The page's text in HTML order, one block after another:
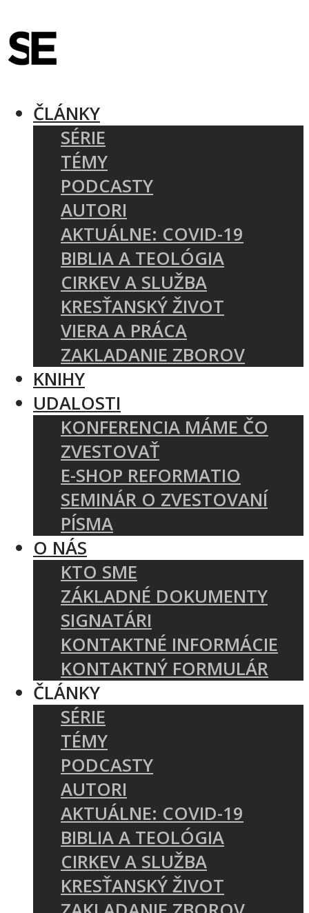
ČLÁNKY
SÉRIE
TÉMY
PODCASTY
AUTORI
AKTUÁLNE: COVID-19
BIBLIA A TEOLÓGIA
CIRKEV A SLUŽBA
KRESŤANSKÝ ŽIVOT
VIERA A PRÁCA
ZAKLADANIE ZBOROV
KNIHY
UDALOSTI
KONFERENCIA MÁME ČO
ZVESTOVAŤ
E-SHOP REFORMATIO
SEMINÁR O ZVESTOVANÍ
PÍSMA
O NÁS
KTO SME
ZÁKLADNÉ DOKUMENTY
SIGNATÁRI
KONTAKTNÉ INFORMÁCIE
KONTAKTNÝ FORMULÁR
ČLÁNKY
SÉRIE
TÉMY
PODCASTY
AUTORI
AKTUÁLNE: COVID-19
BIBLIA A TEOLÓGIA
CIRKEV A SLUŽBA
KRESŤANSKÝ ŽIVOT